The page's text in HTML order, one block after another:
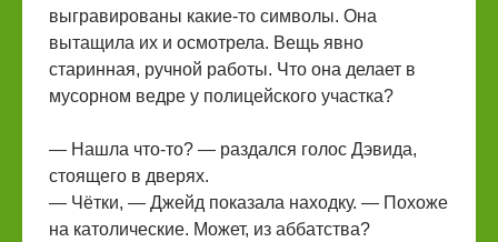
выгравированы какие-то символы. Она
вытащила их и осмотрела. Вещь явно
старинная, ручной работы. Что она делает в
мусорном ведре у полицейского участка?
— Нашла что-то? — раздался голос Дэвида,
стоящего в дверях.
— Чётки, — Джейд показала находку. — Похоже
на католические. Может, из аббатства?